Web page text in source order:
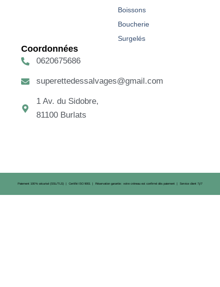
Boissons
Boucherie
Surgelés
Coordonnées
0620675686
superettedessalvages@gmail.com
1 Av. du Sidobre,
81100 Burlats
Paiement 100 % sécurisé (SSL/TLS) | Certifié ISO 9001 | Réservation garantie : votre créneau est confirmé dès paiement | Service client 7 j/7